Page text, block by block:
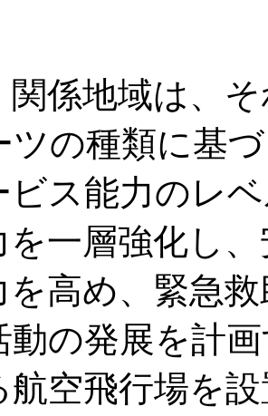
関係地域は、
ツの種類に基
ビス能力のレ
を一層強化し
を高め、緊急
動の発展を計
航空飛行場を